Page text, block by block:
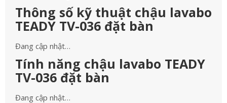
Thông số kỹ thuật chậu lavabo
TEADY TV-036 đặt bàn
Đang cập nhật…
Tính năng chậu lavabo TEADY
TV-036 đặt bàn
Đang cập nhật…